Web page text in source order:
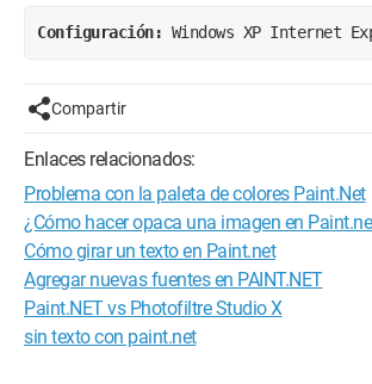
Configuración: Windows XP Internet
Compartir
Enlaces relacionados:
Problema con la paleta de colores Paint.Net
¿Cómo hacer opaca una imagen en
Cómo girar un texto en Paint.net
Agregar nuevas fuentes en PAINT.NET
Paint.NET vs Photofiltre Studio X
sin texto con paint.net